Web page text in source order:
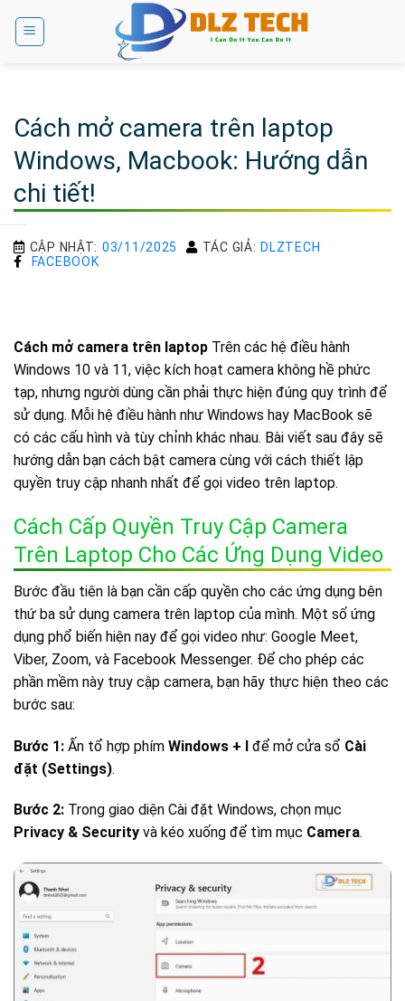
Cách mở camera trên laptop
Windows, Macbook: Hướng dẫn
chi tiết!
CẬP NHẬT: 03/11/2025 TÁC GIẢ: DLZTECH
FACEBOOK
Cách mở camera trên laptop Trên các hệ điều hành
Windows 10 và 11, việc kích hoạt camera không hề phức
tạp, nhưng người dùng cần phải thực hiện đúng quy trình để
sử dụng. Mỗi hệ điều hành như Windows hay MacBook sẽ
có các cấu hình và tùy chỉnh khác nhau. Bài viết sau đây sẽ
hướng dẫn bạn cách bật camera cùng với cách thiết lập
quyền truy cập nhanh nhất để gọi video trên laptop.
Cách Cấp Quyền Truy Cập Camera
Trên Laptop Cho Các Ứng Dụng Video
Bước đầu tiên là bạn cần cấp quyền cho các ứng dụng bên
thứ ba sử dụng camera trên laptop của mình. Một số ứng
dụng phổ biến hiện nay để gọi video như: Google Meet,
Viber, Zoom, và Facebook Messenger. Để cho phép các
phần mềm này truy cập camera, bạn hãy thực hiện theo các
bước sau:
Bước 1: Ấn tổ hợp phím Windows + I để mở cửa sổ Cài
đặt (Settings).
Bước 2: Trong giao diện Cài đặt Windows, chọn mục
Privacy & Security và kéo xuống để tìm mục Camera.